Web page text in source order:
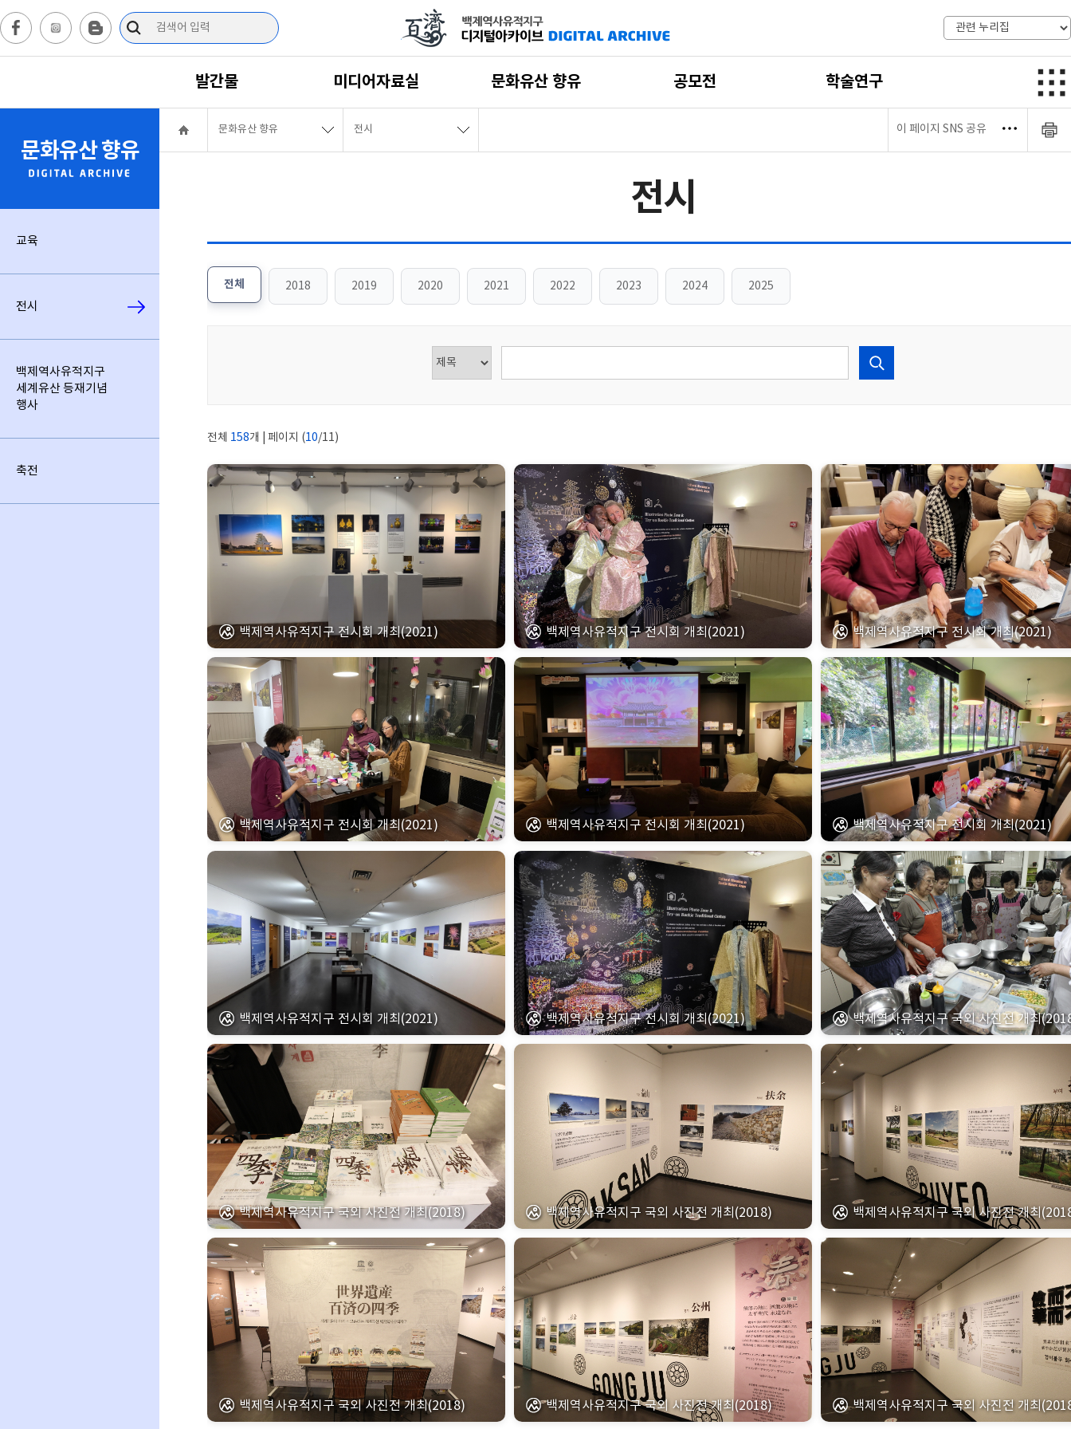
발간물 미디어자료실 문화유산 향유 공모전 학술연구
문화유산 향유
교육
전시
백제역사유적지구
세계유산 등재기념
행사
축전
문화유산 향유 전시 이 페이지 SNS 공유
전시
전체 2018 2019 2020 2021 2022 2023 2024 2025
전체 158개 | 페이지 (10/11)
백제역사유적지구 전시회 개최(2021) 백제역사유적지구 전시회 개최(2021) 백제역사유적지구 전시회 개최(2021)
백제역사유적지구 전시회 개최(2021) 백제역사유적지구 전시회 개최(2021) 백제역사유적지구 전시회 개최(2021)
백제역사유적지구 전시회 개최(2021) 백제역사유적지구 전시회 개최(2021) 백제역사유적지구 국외 사진전 개최
백제역사유적지구 국외 사진전 개최(2018) 백제역사유적지구 국외 사진전 개최(2018) 백제역사유적지구 국외 사진전 개최
백제역사유적지구 국외 사진전 개최(2018) 백제역사유적지구 국외 사진전 개최(2018) 백제역사유적지구 국외 사진전 개최